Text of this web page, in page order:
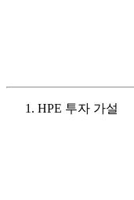
HPE 투자 가설